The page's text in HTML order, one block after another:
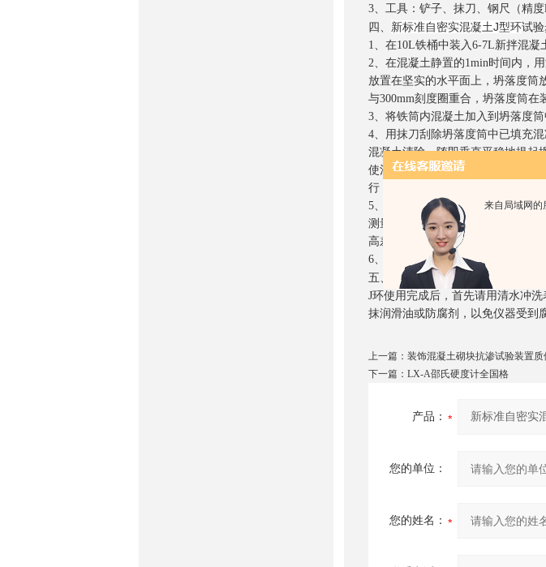
来自局域网的
3、工具：铲子、抹刀、钢尺（精度
四、 新标准自密实混凝土J型环试验
1、在10L铁桶中装入6-7L新拌混凝
2、在混凝土静置的1min时间内，
放置在坚实的水平面上，坍落度筒
与300mm刻度圈重合，坍落度筒在
3、将铁筒内混凝土加入到坍落度
4、用抹刀刮除坍落度筒中已填充
混凝土清除。随即垂直平稳地提起
使混凝土自由流出。坍落度筒的提
行，并在150s内完成。
5、用钢尺测量J 环中心位置混凝
测量4个位置混凝土拌合物顶面至
高差仪计算，结果精确至1mm。
6、目视检查J环加筋杆附近是否有
五、
新标准自密实混凝土J型环
维
J环使用完成后，首先请用清水冲
抹润滑油或防腐剂，以免仪器受到
上一篇： 装饰混凝土砌块抗渗试验装置质
下一篇： LX-A邵氏硬度计全国格
产品：
您的单位：
您的姓名：